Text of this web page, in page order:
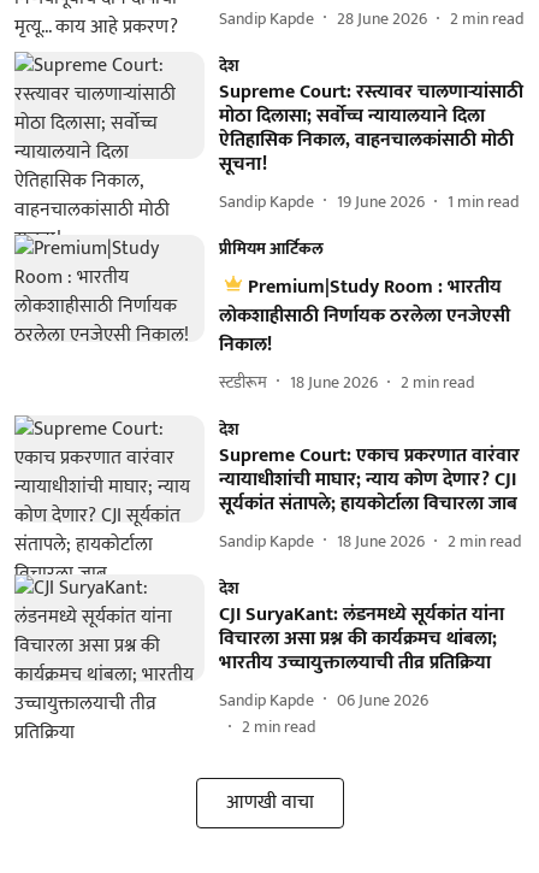
Sandip Kapde 28 June 2026 2min read
देश
Supreme Court: रस्त्यावर चालणाऱ्यांसाठी
मोठा दिलासा; सर्वोच्च न्यायालयाने दिला
ऐतिहासिक निकाल, वाहनचालकांसाठी मोठी
सूचना!
Sandip Kapde 19 June 2026 1 min read
प्रीमियम आर्टिकल
Premium|Study Room : भारतीय
लोकशाहीसाठी निर्णायक ठरलेला एनजेएसी
निकाल!
स्टडीरूम 18 June 2026 2min read
देश
Supreme Court: एकाच प्रकरणात वारंवार
न्यायाधीशांची माघार; न्याय कोण देणार? CJI
सूर्यकांत संतापले; हायकोर्टाला विचारला जाब
Sandip Kapde 18 June 2026 2min read
देश
CJI SuryaKant: लंडनमध्ये सूर्यकांत यांना
विचारला असा प्रश्न की कार्यक्रमच थांबला;
भारतीय उच्चायुक्तालयाची तीव्र प्रतिक्रिया
Sandip Kapde
06 June 2026
2min read
आणखी वाचा